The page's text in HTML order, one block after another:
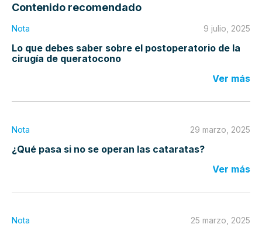
Contenido recomendado
Nota 9 julio, 2025
Lo que debes saber sobre el postoperatorio de la
cirugía de queratocono
Ver más
Nota 29 marzo, 2025
¿Qué pasa si no se operan las cataratas?
Ver más
Nota 25 marzo, 2025